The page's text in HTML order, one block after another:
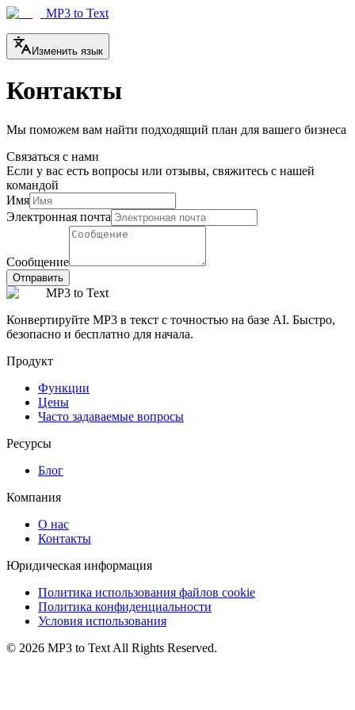
MP3 to Text
Изменить язык
Контакты
Мы поможем вам найти подходящий план для вашего бизнеса
Связаться с нами
Если у вас есть вопросы или отзывы, свяжитесь с нашей
командой
Имя
Электронная почта
Сообщение
Отправить
MP3 to Text
Конвертируйте MP3 в текст с точностью на базе AI. Быстро,
безопасно и бесплатно для начала.
Продукт
Функции
Цены
Часто задаваемые вопросы
Ресурсы
Блог
Компания
О нас
Контакты
Юридическая информация
Политика использования файлов cookie
Политика конфиденциальности
Условия использования
© 2026 MP3 to Text All Rights Reserved.